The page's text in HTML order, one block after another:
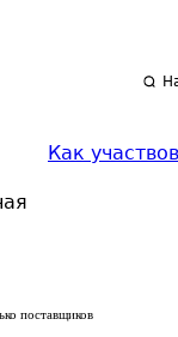
Как
поставщиков